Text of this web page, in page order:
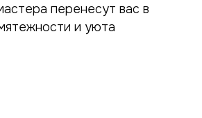
перенесут вас в
и уюта
для
в Чебоксарах